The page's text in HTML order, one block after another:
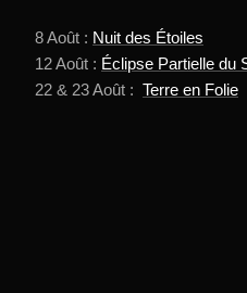
8 Août : Nuit des Étoiles
12 Août : Éclipse Partielle du
22 & 23 Août : Terre en Folie